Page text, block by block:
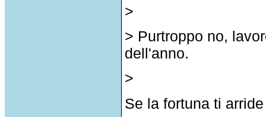
>
> Purtroppo no,
dell'anno.
>
Se la fortuna ti